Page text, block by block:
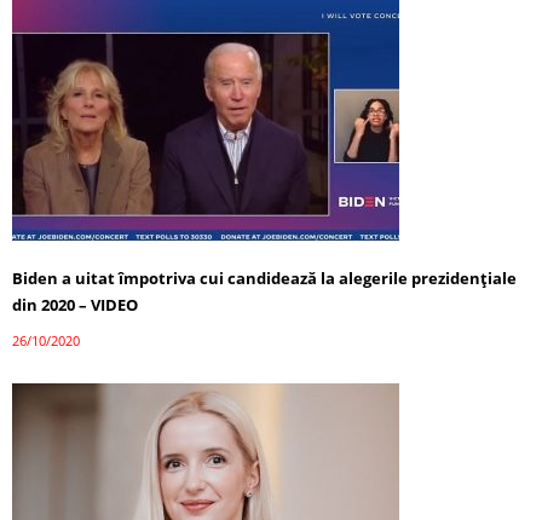
Biden a uitat împotriva cui candidează la alegerile prezidențiale
din 2020 – VIDEO
26/10/2020